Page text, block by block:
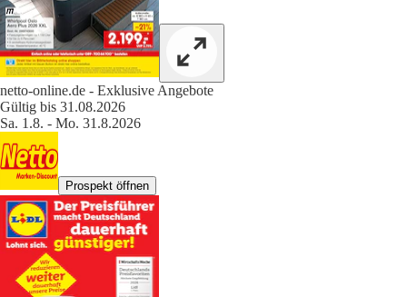
netto-online.de - Exklusive Angebote
Gültig bis 31.08.2026
Sa. 1.8. - Mo. 31.8.2026
Prospekt öffnen